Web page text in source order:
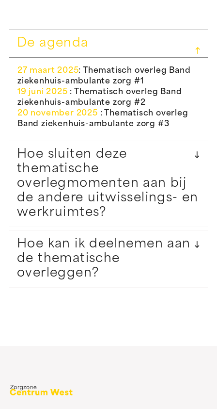
De agenda
27 maart 2025: Thematisch overleg Band
ziekenhuis-ambulante zorg #1
19 juni 2025 : Thematisch overleg Band
ziekenhuis-ambulante zorg #2
20 november 2025 : Thematisch overleg
Band ziekenhuis-ambulante zorg #3
Hoe sluiten deze
thematische
overlegmomenten aan bij
de andere uitwisselings- en
werkruimtes?
Hoe kan ik deelnemen aan
de thematische
overleggen?